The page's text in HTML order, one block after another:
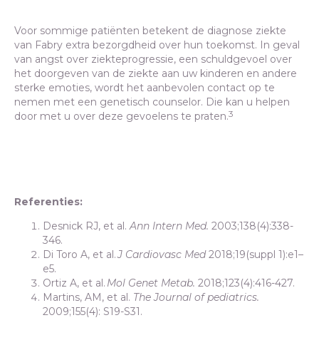
Voor sommige patiënten betekent de diagnose ziekte
van Fabry extra bezorgdheid over hun toekomst. In geval
van angst over ziekteprogressie, een schuldgevoel over
het doorgeven van de ziekte aan uw kinderen en andere
sterke emoties, wordt het aanbevolen contact op te
nemen met een genetisch counselor. Die kan u helpen
door met u over deze gevoelens te praten.3
Referenties:
Desnick RJ, et al.Ann Intern Med. 2003;138(4):338-
346.
Di Toro A, et al.J Cardiovasc Med2018;19(suppl 1):e1–
e5.
Ortiz A, et al. Mol Genet Metab. 2018;123(4):416-427.
Martins, AM, et al. The Journal of pediatrics.
2009;155(4): S19-S31.